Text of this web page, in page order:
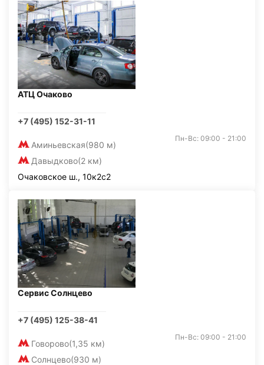
АТЦ Очаково
+7 (495) 152-31-11
Аминьевская(980 м)
Давыдково(2 км)
Пн-Вс: 09:00 - 21:00
Очаковское ш., 10к2с2
Сервис Солнцево
+7 (495) 125-38-41
Говорово(1,35 км)
Солнцево(930 м)
Пн-Вс: 09:00 - 21:00